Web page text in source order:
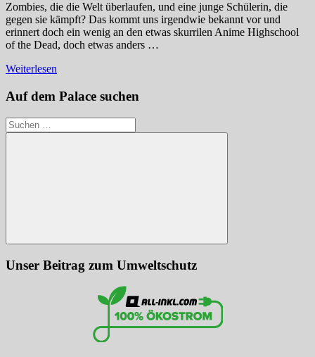
Zombies, die die Welt überlaufen, und eine junge Schülerin, die
gegen sie kämpft? Das kommt uns irgendwie bekannt vor und
erinnert doch ein wenig an den etwas skurrilen Anime Highschool
of the Dead, doch etwas anders …
Weiterlesen
Auf dem Palace suchen
Suchen
nach:
Suchen
Unser Beitrag zum Umweltschutz